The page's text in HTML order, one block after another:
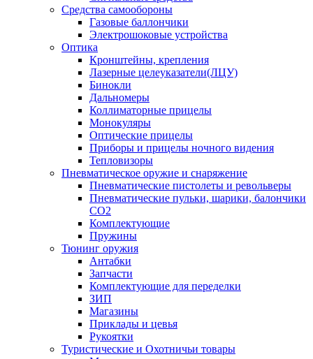
Средства самообороны
Газовые баллончики
Электрошоковые устройства
Оптика
Кронштейны, крепления
Лазерные целеуказатели(ЛЦУ)
Бинокли
Дальномеры
Коллиматорные прицелы
Монокуляры
Оптические прицелы
Приборы и прицелы ночного видения
Тепловизоры
Пневматическое оружие и снаряжение
Пневматические пистолеты и револьверы
Пневматические пульки, шарики, балончики
CO2
Комплектующие
Пружины
Тюнинг оружия
Антабки
Запчасти
Комплектующие для переделки
ЗИП
Магазины
Приклады и цевья
Рукоятки
Туристические и Охотничьи товары